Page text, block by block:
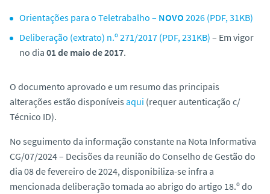
Orientações para o Teletrabalho – NOVO 2026 (PDF, 31KB)
Deliberação (extrato) n.º 271/2017 (PDF, 231KB) – Em vigor
no dia 01 de maio de 2017.
O documento aprovado e um resumo das principais
alterações estão disponíveis aqui (requer autenticação c/
Técnico ID).
No seguimento da informação constante na Nota Informativa
CG/07/2024 – Decisões da reunião do Conselho de Gestão do
dia 08 de fevereiro de 2024, disponibiliza-se infra a
mencionada deliberação tomada ao abrigo do artigo 18.º do